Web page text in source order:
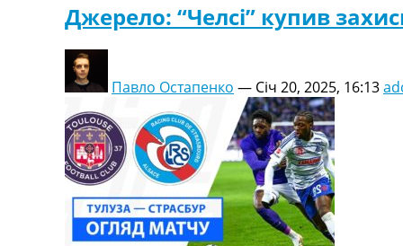
Джерело: “Челсі” купив
Павло Остапенко — Січ 20, 2025, 16:13